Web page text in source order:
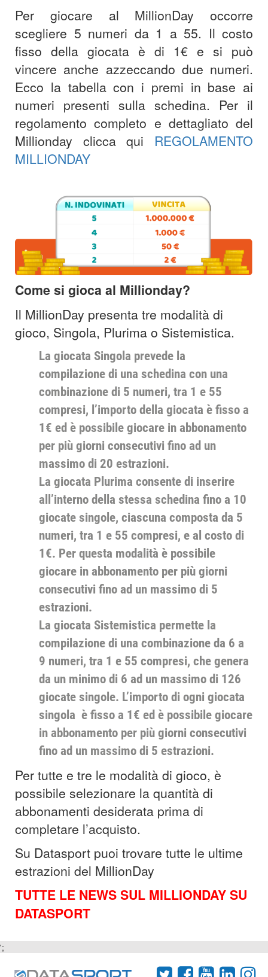
Per giocare al MillionDay occorre
scegliere 5 numeri da 1 a 55. Il costo
fisso della giocata è di 1€ e si può
vincere anche azzeccando due numeri.
Ecco la tabella con i premi in base ai
numeri presenti sulla schedina. Per il
regolamento completo e dettagliato del
Millionday clicca qui REGOLAMENTO
MILLIONDAY
Come si gioca al Millionday?
Il MillionDay presenta tre modalità di
gioco, Singola, Plurima o Sistemistica.
La giocata Singola prevede la
compilazione di una schedina con una
combinazione di 5 numeri, tra 1 e 55
compresi, l’importo della giocata è fisso a
1€ ed è possibile giocare in abbonamento
per più giorni consecutivi fino ad un
massimo di 20 estrazioni.
La giocata Plurima consente di inserire
all’interno della stessa schedina fino a 10
giocate singole, ciascuna composta da 5
numeri, tra 1 e 55 compresi, e al costo di
1€. Per questa modalità è possibile
giocare in abbonamento per più giorni
consecutivi fino ad un massimo di 5
estrazioni.
La giocata Sistemistica permette la
compilazione di una combinazione da 6 a
9 numeri, tra 1 e 55 compresi, che genera
da un minimo di 6 ad un massimo di 126
giocate singole. L’importo di ogni giocata
singola è fisso a 1€ ed è possibile giocare
in abbonamento per più giorni consecutivi
fino ad un massimo di 5 estrazioni.
Per tutte e tre le modalità di gioco, è
possibile selezionare la quantità di
abbonamenti desiderata prima di
completare l’acquisto.
Su Datasport puoi trovare tutte le ultime
estrazioni del MillionDay
TUTTE LE NEWS SUL MILLIONDAY SU
DATASPORT
';